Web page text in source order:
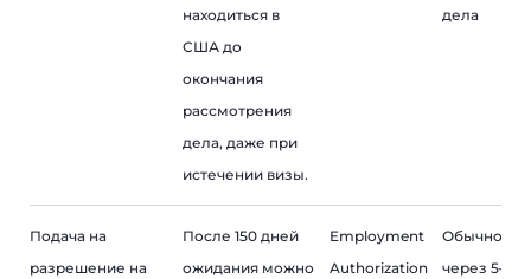
находиться в
США до
окончания
рассмотрения
дела, даже при
истечении визы.
дела
Подача на
разрешение на
После 150 дней
ожидания можно
Employment
Authorization
Обычно
через 5–6